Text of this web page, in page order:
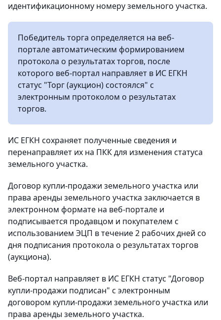
идентификационному номеру земельного участка.
Победитель торга определяется на веб-
портале автоматическим формированием
протокола о результатах торгов, после
которого веб-портал направляет в ИС ЕГКН
статус "Торг (аукцион) состоялся" с
электронным протоколом о результатах
торгов.
ИС ЕГКН сохраняет полученные сведения и
перенаправляет их на ПКК для изменения статуса
земельного участка.
Договор купли-продажи земельного участка или
права аренды земельного участка заключается в
электронном формате на веб-портале и
подписывается продавцом и покупателем с
использованием ЭЦП в течение 2 рабочих дней со
дня подписания протокола о результатах торгов
(аукциона).
Веб-портал направляет в ИС ЕГКН статус "Договор
купли-продажи подписан" с электронным
договором купли-продажи земельного участка или
права аренды земельного участка.